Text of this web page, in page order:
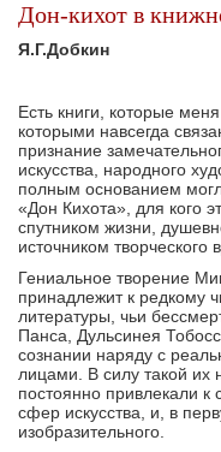
Дон-кихот в
Я.Г.Добкин
Есть книги, которые
которыми навсегда
признание
искусства, народного
полным основанием
«Дон Кихота», для кого
спутником жизни,
источником творческого
Гениальное творение
принадлежит к редкому
литературы, чьи
Панса, Дульсинея
сознании наряду с
лицами. В силу такой их
постоянно привлекали
сфер искусства, и, в
изобразительного.